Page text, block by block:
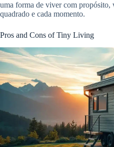
uma forma de viver com propósito,
quadrado e cada momento.
Pros and Cons of Tiny Living